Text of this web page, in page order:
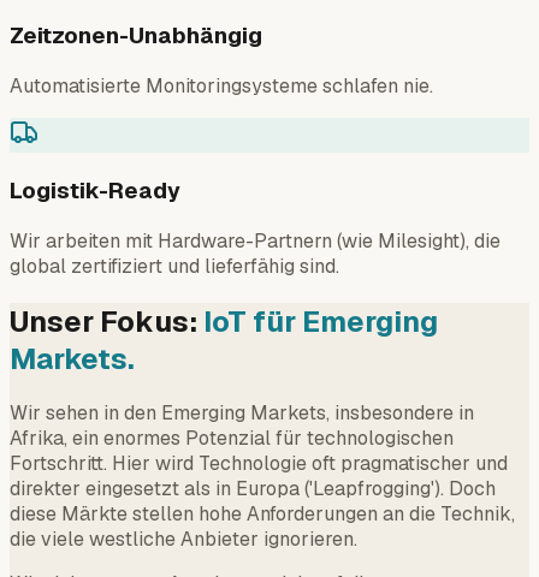
Zeitzonen-Unabhängig
Automatisierte Monitoringsysteme schlafen nie.
Logistik-Ready
Wir arbeiten mit Hardware-Partnern (wie Milesight), die
global zertifiziert und lieferfähig sind.
Unser Fokus: IoT für Emerging
Markets.
Wir sehen in den Emerging Markets, insbesondere in
Afrika, ein enormes Potenzial für technologischen
Fortschritt. Hier wird Technologie oft pragmatischer und
direkter eingesetzt als in Europa ('Leapfrogging'). Doch
diese Märkte stellen hohe Anforderungen an die Technik,
die viele westliche Anbieter ignorieren.